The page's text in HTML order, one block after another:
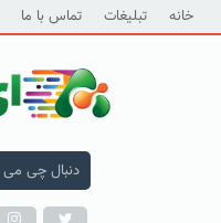
خانه تبلیغات تماس با ما